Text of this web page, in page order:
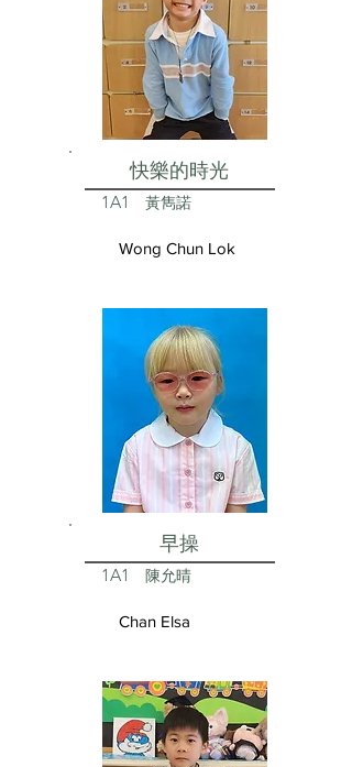
快樂的時光
1A1 黃雋諾
Wong Chun Lok
早操
1A1 陳允晴
Chan Elsa